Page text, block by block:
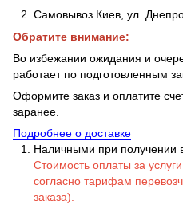
Самовывоз Киев, ул.
Обратите внимание:
Во избежании ожидания и
работает по подготовленным
Оформите заказ и оплатите
заранее.
Подробнее о доставке
Наличными при получении
Стоимость оплаты за
согласно тарифам
заказа).